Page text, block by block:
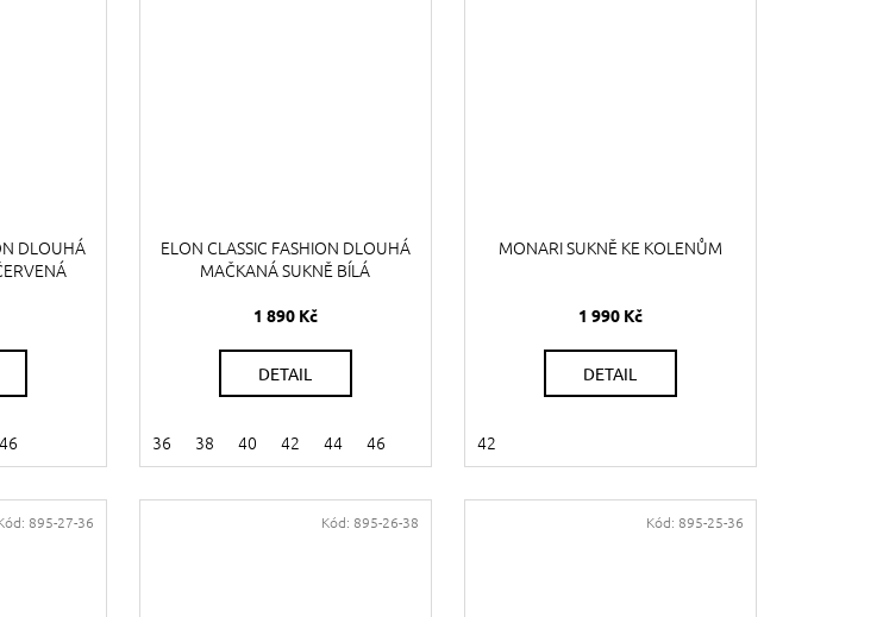
DLOUHÁ
46
ELON CLASSIC FASHION DLOUHÁ
MAČKANÁ SUKNĚ BÍLÁ
1 890 Kč
DETAIL
36 38 40 42 44 46
MONARI SUKNĚ KE KOLENŮM
1 990 Kč
DETAIL
42
895-27-36 Kód: 895-26-38 Kód: 895-25-36